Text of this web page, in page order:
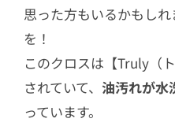
思った方もいるかもし
を！
このクロスは【Truly（
されていて、 油汚れが水
っています。